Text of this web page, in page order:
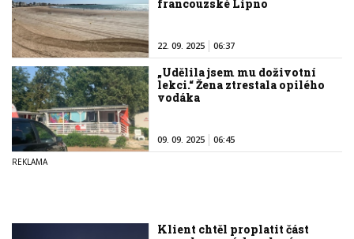
francouzské Lipno
22. 09. 2025 06:37
„Udělila jsem mu doživotní
lekci.“ Žena ztrestala opilého
vodáka
09. 09. 2025 06:45
Klient chtěl proplatit část